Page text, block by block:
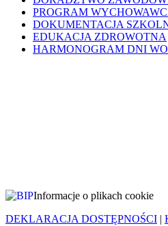
PROGRAM
DOKUMENTACJA
EDUKACJA ZDROWOTNA
HARMONOGRAM DNI
DEKLARACJA DOSTĘPNOŚCI |
Informacje o plikach cookie